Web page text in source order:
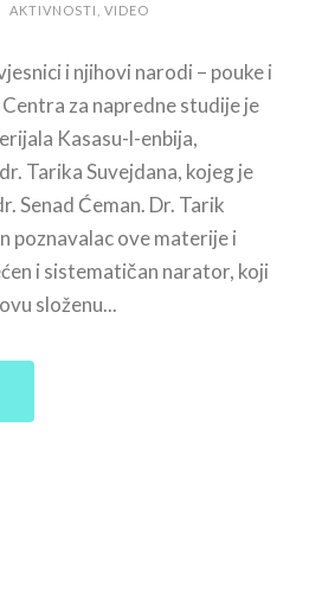
AKTIVNOSTI VIDEO
i njihovi narodi – pouke i
za napredne studije je
Kasasu-l-enbija,
Tarika Suvejdana, kojeg je
Senad Ćeman. Dr. Tarik
poznavalac ove materije i
i sistematičan narator, koji
složenu...